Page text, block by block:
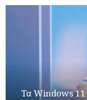
Τα Windows 11